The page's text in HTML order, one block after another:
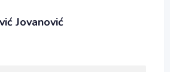
Jovanović